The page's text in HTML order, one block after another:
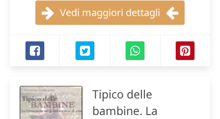
Vedi maggiori dettagli
Tipico delle
bambine. La